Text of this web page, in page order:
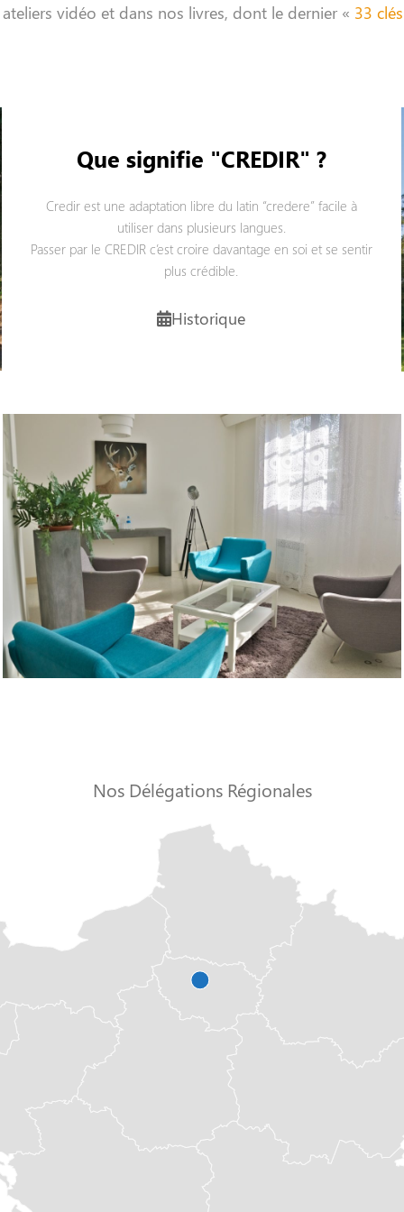
vidéo et dans nos livres, dont le dernier « 33
Que signifie "CREDIR" ?
Credir est une adaptation libre du latin “credere” facile à
utiliser dans plusieurs langues.
Passer par le CREDIR c’est croire davantage en soi et se sentir
plus crédible.
Historique
Nos Délégations Régionales